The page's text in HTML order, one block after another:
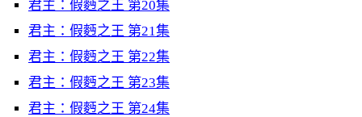
君主：假麪之王 第20集
君主：假麪之王 第21集
君主：假麪之王 第22集
君主：假麪之王 第23集
君主：假麪之王 第24集